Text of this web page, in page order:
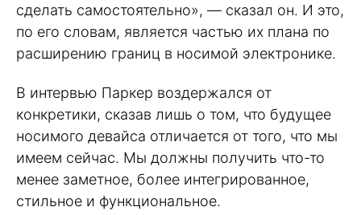
сделать самостоятельно», — сказал он. И это,
по его словам, является частью их плана по
расширению границ в носимой электронике.
В интервью Паркер воздержался от
конкретики, сказав лишь о том, что будущее
носимого девайса отличается от того, что мы
имеем сейчас. Мы должны получить что-то
менее заметное, более интегрированное,
стильное и функциональное.